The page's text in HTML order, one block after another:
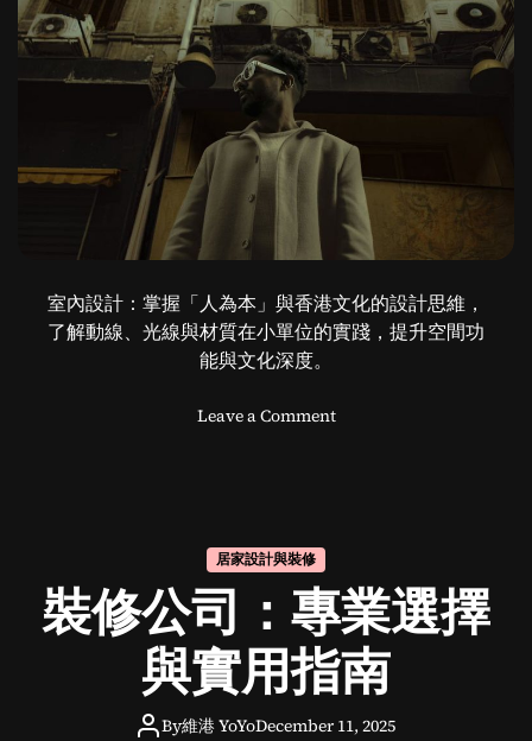
室內設計：掌握「人為本」與香港文化的設計思維，
了解動線、光線與材質在小單位的實踐，提升空間功
能與文化深度。
Leave a Commento
計
的
哲
學
深
度
居家設計與裝修
裝修公司：專業選擇
與實用指南
By維港 YoYoDecember 11, 2025